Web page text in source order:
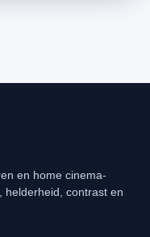
en home cinema-
helderheid, contrast en